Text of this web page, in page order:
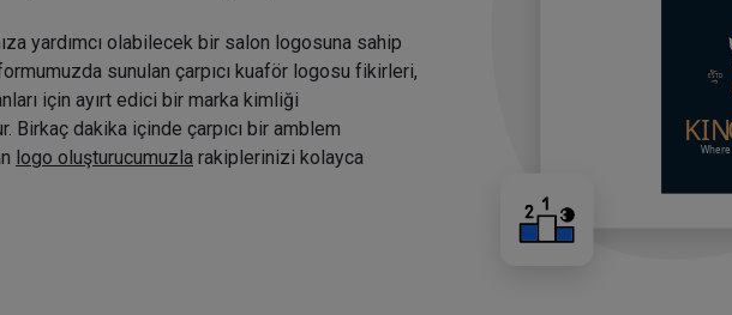
yardımcı olabilecek bir salon logosuna sahip
sunulan çarpıcı kuaför logosu fikirleri,
için ayırt edici bir marka kimliği
Birkaç dakika içinde çarpıcı bir amblem
logo oluşturucumuzla rakiplerinizi kolayca